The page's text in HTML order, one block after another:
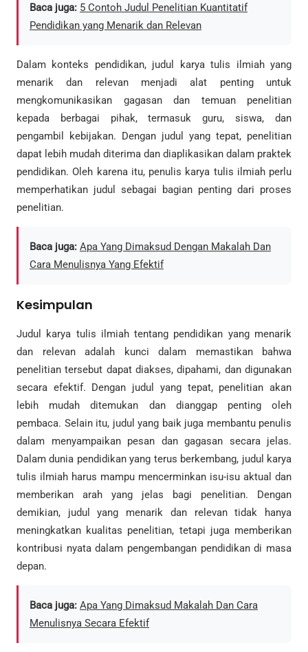
Baca juga: 5 Contoh Judul Penelitian Kuantitatif
Pendidikan yang Menarik dan Relevan
Dalam konteks pendidikan, judul karya tulis ilmiah yang
menarik dan relevan menjadi alat penting untuk
mengkomunikasikan gagasan dan temuan penelitian
kepada berbagai pihak, termasuk guru, siswa, dan
pengambil kebijakan. Dengan judul yang tepat, penelitian
dapat lebih mudah diterima dan diaplikasikan dalam praktek
pendidikan. Oleh karena itu, penulis karya tulis ilmiah perlu
memperhatikan judul sebagai bagian penting dari proses
penelitian.
Baca juga: Apa Yang Dimaksud Dengan Makalah Dan
Cara Menulisnya Yang Efektif
Kesimpulan
Judul karya tulis ilmiah tentang pendidikan yang menarik
dan relevan adalah kunci dalam memastikan bahwa
penelitian tersebut dapat diakses, dipahami, dan digunakan
secara efektif. Dengan judul yang tepat, penelitian akan
lebih mudah ditemukan dan dianggap penting oleh
pembaca. Selain itu, judul yang baik juga membantu penulis
dalam menyampaikan pesan dan gagasan secara jelas.
Dalam dunia pendidikan yang terus berkembang, judul karya
tulis ilmiah harus mampu mencerminkan isu-isu aktual dan
memberikan arah yang jelas bagi penelitian. Dengan
demikian, judul yang menarik dan relevan tidak hanya
meningkatkan kualitas penelitian, tetapi juga memberikan
kontribusi nyata dalam pengembangan pendidikan di masa
depan.
Baca juga: Apa Yang Dimaksud Makalah Dan Cara
Menulisnya Secara Efektif